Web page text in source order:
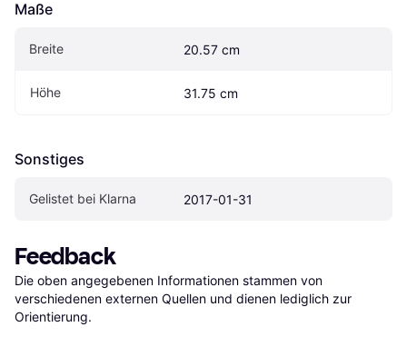
Maße
Breite 20.57 cm
Höhe 31.75 cm
Sonstiges
Gelistet bei Klarna 2017-01-31
Feedback
Die oben angegebenen Informationen stammen von
verschiedenen externen Quellen und dienen lediglich zur
Orientierung.